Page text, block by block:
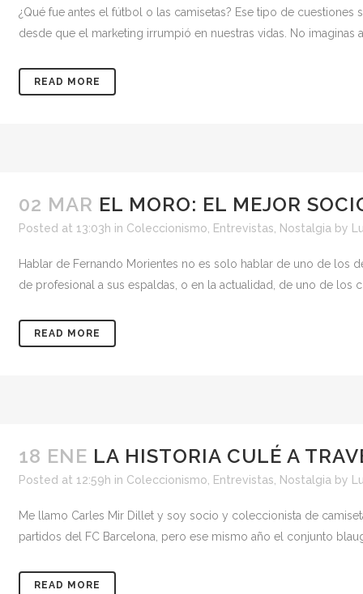
¿Qué fue antes el fútbol o las camisetas? Ese tipo de
desde que el marketing irrumpió en nuestras vidas. No imaginas
READ MORE
02 MAR EL MORO: EL MEJOR
Posted at 13:03h in Coleccionismo Entrevistas Nostalgia by
Hablar de Fernando Morientes no es solo hablar de uno de los
de profesional a sus espaldas, o en la actualidad, de uno de los
READ MORE
18 ENE LA HISTORIA CULÉ A
Posted at 12:59h in Coleccionismo Entrevistas Nostalgia by
Me llamo Carles Mir Dillet y soy socio y coleccionista de
partidos del FC Barcelona, pero ese mismo año el conjunto
READ MORE